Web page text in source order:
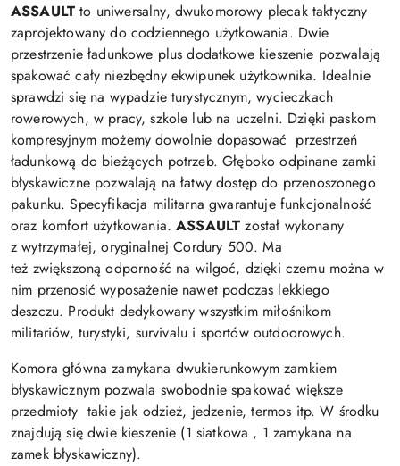
ASSAULT to uniwersalny, dwukomorowy plecak taktyczny
zaprojektowany do codziennego użytkowania. Dwie
przestrzenie ładunkowe plus dodatkowe kieszenie pozwalają
spakować cały niezbędny ekwipunek użytkownika. Idealnie
sprawdzi się na wypadzie turystycznym, wycieczkach
rowerowych, w pracy, szkole lub na uczelni. Dzięki paskom
kompresyjnym możemy dowolnie dopasować przestrzeń
ładunkową do bieżących potrzeb. Głęboko odpinane zamki
błyskawiczne pozwalają na łatwy dostęp do przenoszonego
pakunku. Specyfikacja militarna gwarantuje funkcjonalność
oraz komfort użytkowania.ASSAULT został wykonany
z wytrzymałej, oryginalnej Cordury 500. Ma
też zwiększoną odporność na wilgoć, dzięki czemu można w
nim przenosić wyposażenie nawet podczas lekkiego
deszczu. Produkt dedykowany wszystkim miłośnikom
militariów, turystyki, survivalu i sportów outdoorowych.
Komora główna zamykana dwukierunkowym zamkiem
błyskawicznym pozwala swobodnie spakować większe
przedmioty takie jak odzież, jedzenie, termos itp. W środku
znajdują się dwie kieszenie (1 siatkowa , 1 zamykana na
zamek błyskawiczny).